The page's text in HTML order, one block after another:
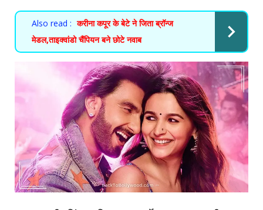
Also read : करीना कपूर के बेटे ने जिता ब्रॉन्ज
मेडल,ताइक्वांडो चैंपियन बने छोटे नवाब